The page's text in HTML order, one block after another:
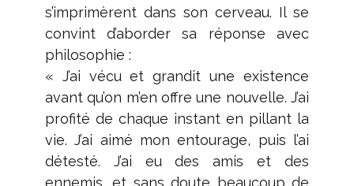
s’imprimèrent dans son cerveau. Il se
convint d’aborder sa réponse avec
philosophie :
« J’ai vécu et grandit une existence
avant qu’on m’en offre une nouvelle. J’ai
profité de chaque instant en pillant la
vie. J’ai aimé mon entourage, puis l’ai
détesté. J’ai eu des amis et des
ennemis, et sans doute beaucoup de